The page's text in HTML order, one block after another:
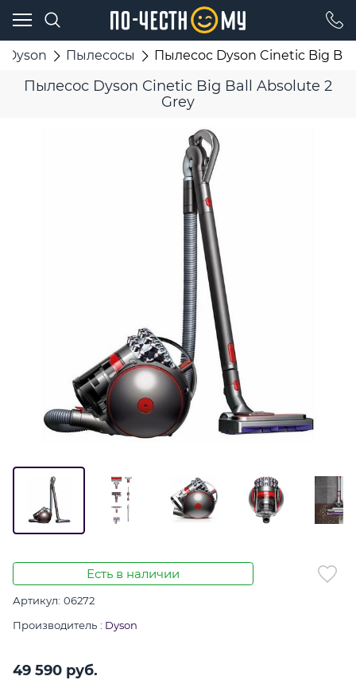
Dyson Пылесосы Пылесос Dyson Cinetic Big
Пылесос Dyson Cinetic Big Ball Absolute 2
Grey
Есть в наличии
Артикул: 06272
Производитель : Dyson
49 590 руб.